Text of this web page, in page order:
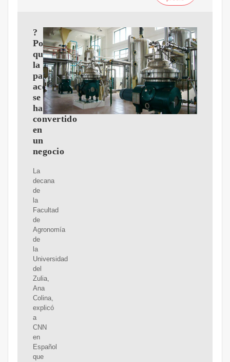
?
Por
qué
la
palma
aceitera
se
ha
convertido
en
un
negocio
La
decana
de
la
Facultad
de
Agronomía
de
la
Universidad
del
Zulia,
Ana
Colina,
explicó
a
CNN
en
Español
que